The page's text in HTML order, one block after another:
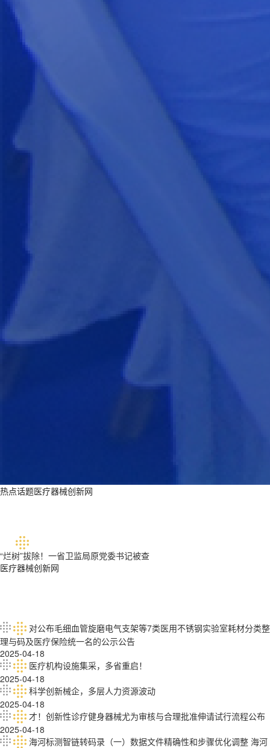
热点话题医疗器械创新网
“烂树”拔除！一省卫监局原党委书记被查
医疗器械创新网
对公布毛细血管旋磨电气支架等7类医用不锈钢实验室耗材分类整
理与码及医疗保险统一名的公示公告
2025-04-18
医疗机构设施集采，多省重启！
2025-04-18
科学创新械企，多层人力资源波动
2025-04-18
才！创新性诊疗健身器械尤为审核与合理批准伸请试行流程公布
2025-04-18
海河标测智链转码录（一）数据文件精确性和步骤优化调整 海河